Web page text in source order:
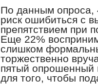
По данным опроса,
риск ошибиться с
препятствием при
Еще 22%
слишком
торжественно
пятый опрошенный
для того, чтобы